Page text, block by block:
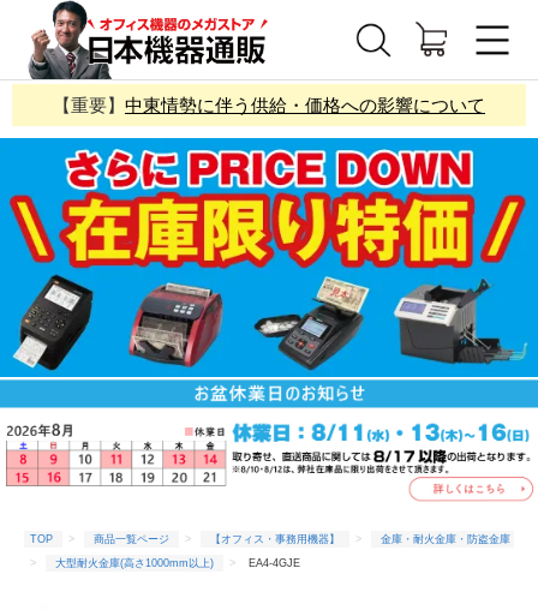
【重要】 中東情勢に伴う供給・価格への影響について
TOP 商品一覧ページ 【オフィス・事務用機器】
金庫・耐火金庫・防盗金庫
大型耐火金庫(高さ1000mm以上)
EA4-4GJE